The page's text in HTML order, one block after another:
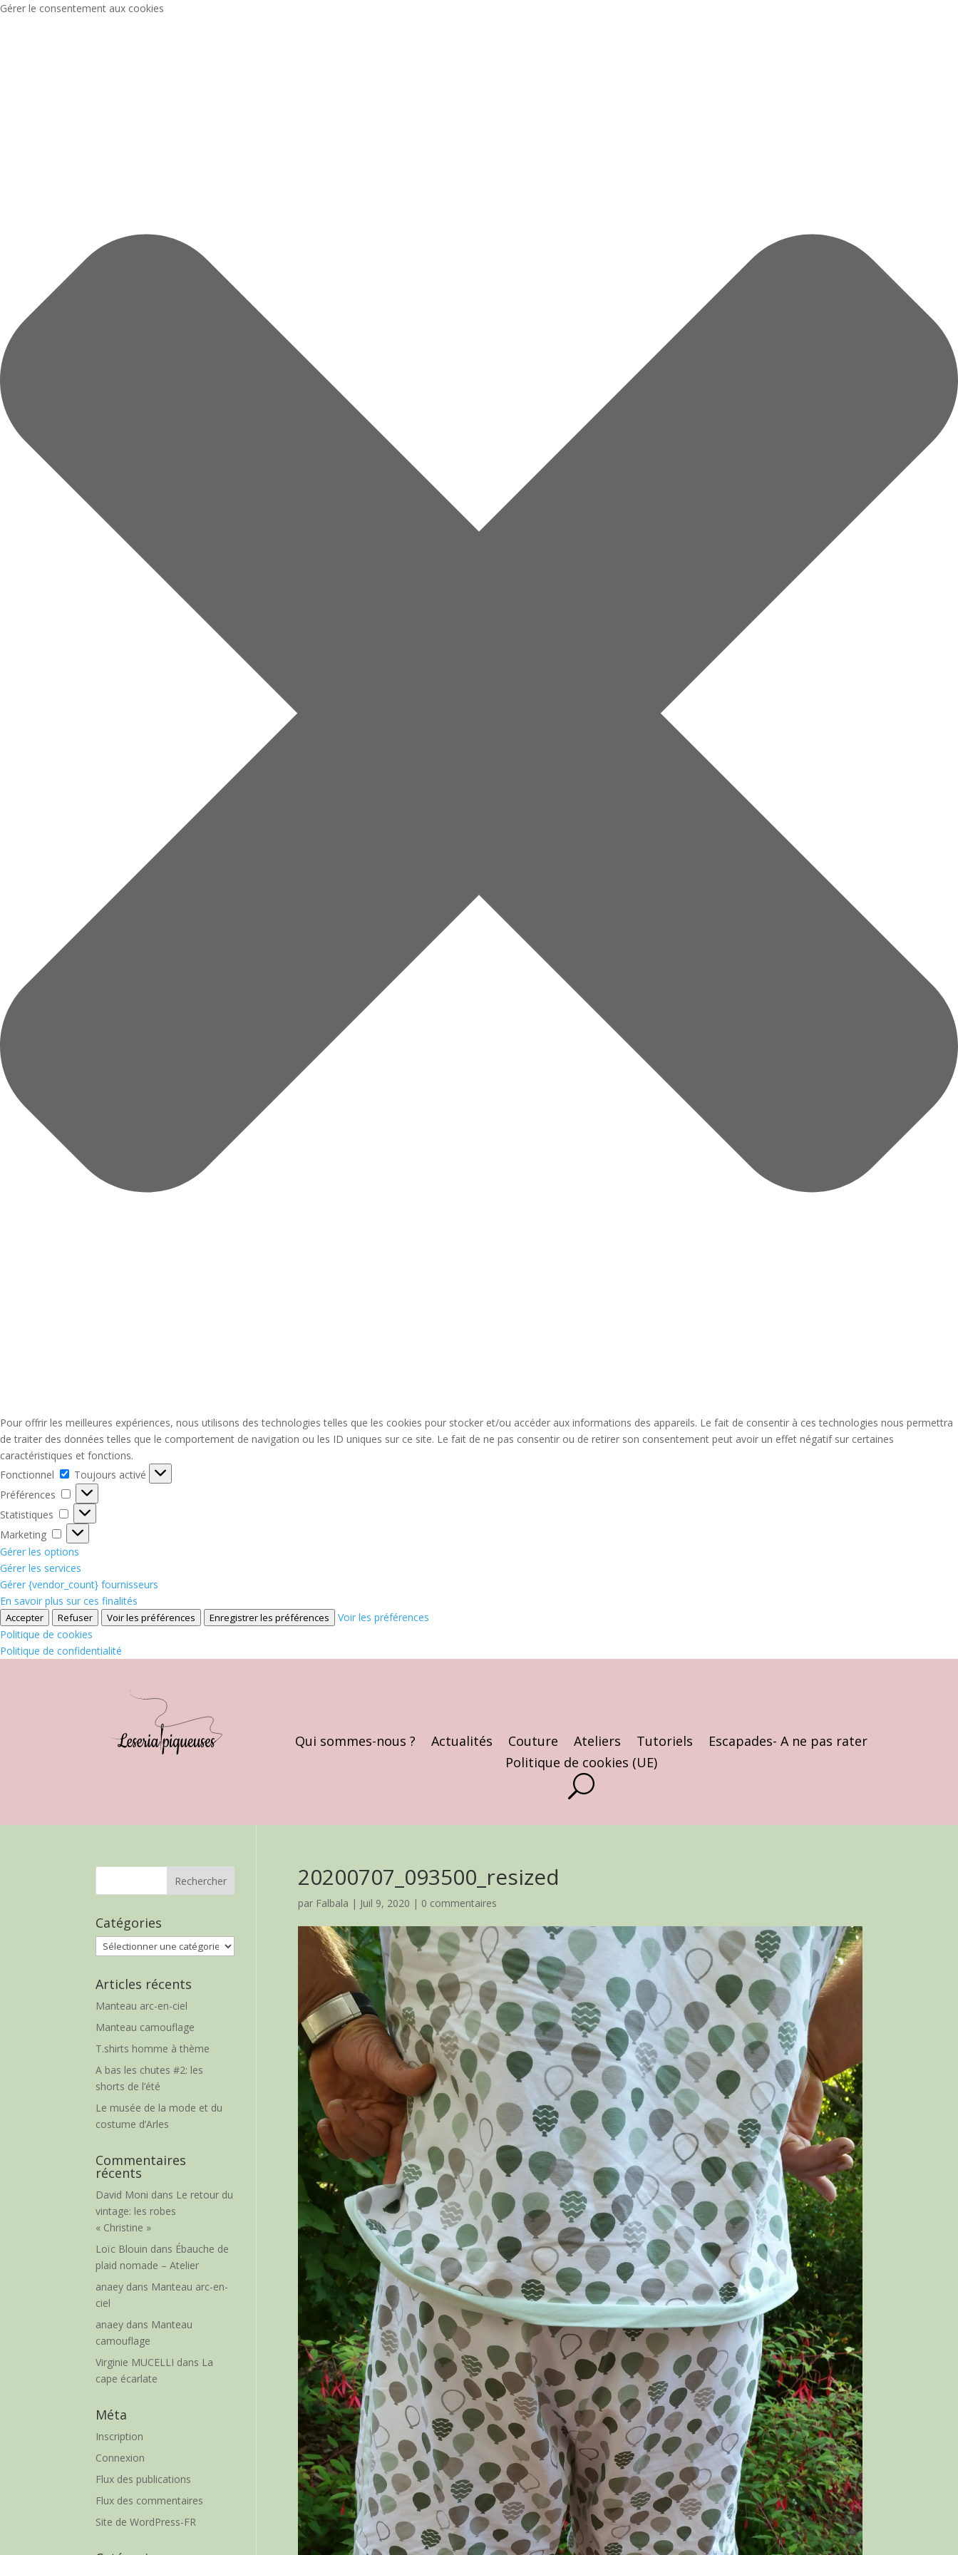
Gérer le consentement aux cookies
Pour offrir les meilleures expériences, nous utilisons des technologies telles que les cookies pour stocker et/ou accéder aux informations des appareils. Le fait de consentir à ces technologies nous permettra
de traiter des données telles que le comportement de navigation ou les ID uniques sur ce site. Le fait de ne pas consentir ou de retirer son consentement peut avoir un effet négatif sur certaines
caractéristiques et fonctions.
Fonctionnel
Fonctionnel
Toujours activé
Préférences
Préférences
Statistiques
Statistiques
Marketing
Marketing
Gérer les options
Gérer les services
Gérer {vendor_count} fournisseurs
En savoir plus sur ces finalités
Accepter Refuser Voir les préférences Enregistrer les préférences
Voir les préférences
Politique de cookies
Politique de confidentialité
Qui sommes-nous ? Actualités Couture Ateliers Tutoriels
Escapades- A ne pas rater
Politique de cookies (UE)
20200707_093500_resized
par Falbala | Juil 9, 2020 | 0 commentaires
Catégories
Catégories
Articles récents
Manteau arc-en-ciel
Manteau camouflage
T.shirts homme à thème
A bas les chutes #2: les
shorts de l’été
Le musée de la mode et du
costume d’Arles
Commentaires
récents
David Moni dans Le retour du
vintage: les robes
« Christine »
Loïc Blouin dans Ébauche de
plaid nomade – Atelier
anaey dans Manteau arc-en-
ciel
anaey dans Manteau
camouflage
Virginie MUCELLI dans La
cape écarlate
Méta
Inscription
Connexion
Flux des publications
Flux des commentaires
Site de WordPress-FR